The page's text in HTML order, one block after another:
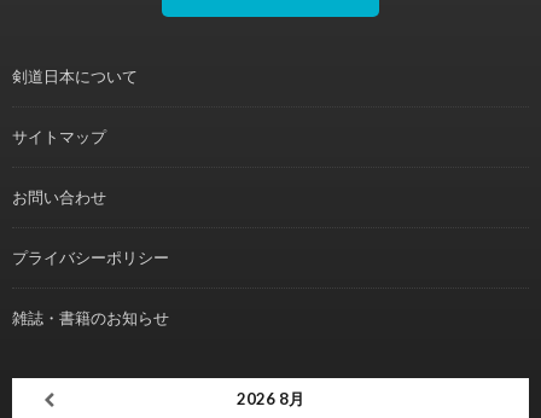
剣道日本について
サイトマップ
お問い合わせ
プライバシーポリシー
雑誌・書籍のお知らせ
2026 8月